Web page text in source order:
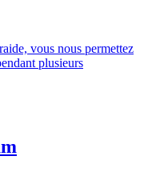
vous nous permettez
plusieurs